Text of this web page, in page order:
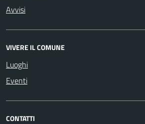
Avvisi
VIVERE IL COMUNE
Luoghi
Eventi
CONTATTI